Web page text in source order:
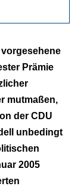
vorgesehene
Prämie
mutmaßen,
der CDU
unbedingt
2005